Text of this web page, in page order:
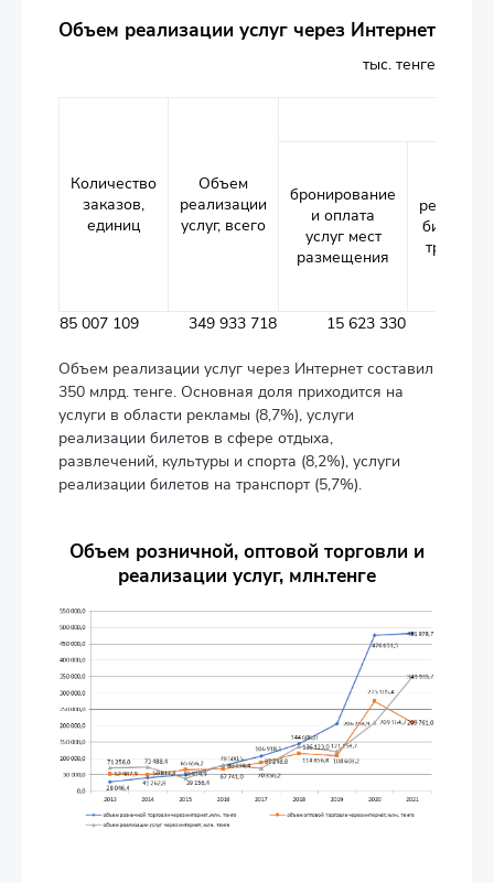
Объем реализации услуг через Интернет
тыс. тенге
Количество
заказов,
единиц
Объем
реализации
услуг, всего
бронирование
и оплата
услуг мест
размещения
билетов
85 007 109 349 933 718 15 623 330
Объем реализации услуг через Интернет составил
350 млрд. тенге. Основная доля приходится на
услуги в области рекламы (8,7%), услуги
реализации билетов в сфере отдыха,
развлечений, культуры и спорта (8,2%), услуги
реализации билетов на транспорт (5,7%).
Объем розничной, оптовой торговли и
реализации услуг, млн.тенге